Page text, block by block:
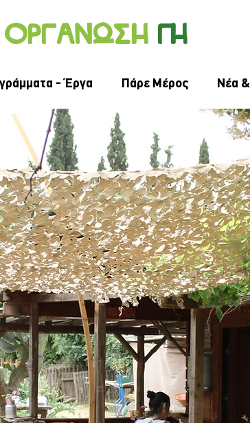
Οργανωση γη
- Έργα Πάρε Μέρος Νέα